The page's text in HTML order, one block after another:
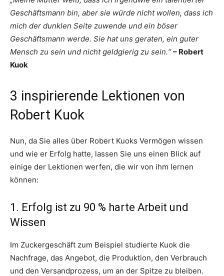
Geschäftsmann bin, aber sie würde nicht wollen, dass ich
mich der dunklen Seite zuwende und ein böser
Geschäftsmann werde. Sie hat uns geraten, ein guter
Mensch zu sein und nicht geldgierig zu sein.“– Robert
Kuok
3 inspirierende Lektionen von
Robert Kuok
Nun, da Sie alles über Robert Kuoks Vermögen wissen
und wie er Erfolg hatte, lassen Sie uns einen Blick auf
einige der Lektionen werfen, die wir von ihm lernen
können:
1. Erfolg ist zu 90 % harte Arbeit und
Wissen
Im Zuckergeschäft zum Beispiel studierte Kuok die
Nachfrage, das Angebot, die Produktion, den Verbrauch
und den Versandprozess, um an der Spitze zu bleiben.